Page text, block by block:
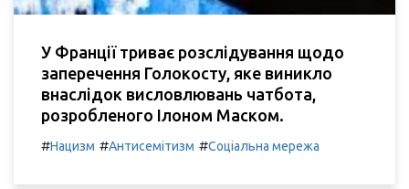
У Франції триває розслідування щодо
заперечення Голокосту, яке виникло
внаслідок висловлювань чатбота,
розробленого Ілоном Маском.
#Нацизм #Антисемітизм #Соціальна мережа